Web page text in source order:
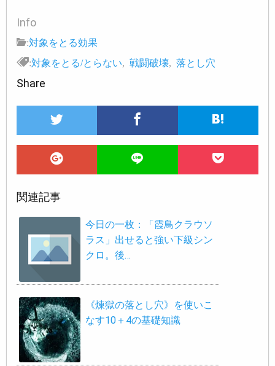
Info
:対象をとる効果
:対象をとる/とらない 戦闘破壊 落とし穴
Share
関連記事
今日の一枚：「霞鳥クラウソ
ラス」出せると強い下級シン
クロ。後…
《煉獄の落とし穴》を使いこ
なす10＋4の基礎知識